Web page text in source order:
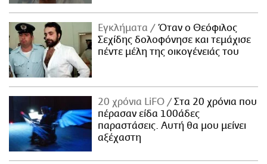
Εγκλήματα
Όταν ο Θεόφιλος
Σεχίδης δολοφόνησε και τεμάχισε
πέντε μέλη της οικογένειάς του
20 χρόνια LiFO
Στα 20 χρόνια που
πέρασαν είδα 100άδες
παραστάσεις. Αυτή θα μου μείνει
αξέχαστη